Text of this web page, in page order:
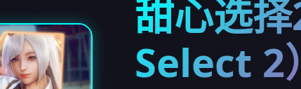
甜心选
Select 2）